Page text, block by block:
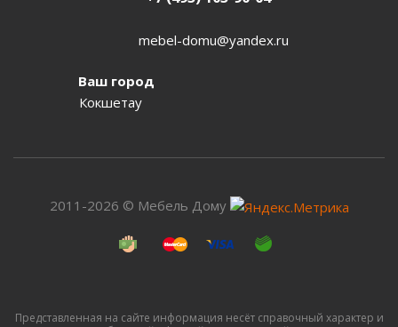
mebel-domu@yandex.ru
Ваш город
Кокшетау
2011-2026 © Мебель Дому
Представленная на сайте информация несёт справочный характер и